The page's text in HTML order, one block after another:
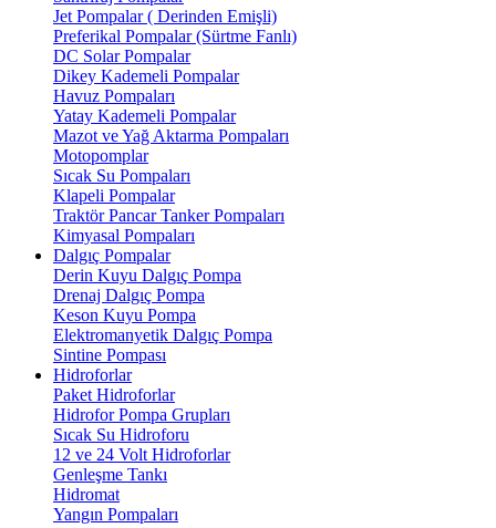
Jet Pompalar ( Derinden Emişli)
Preferikal Pompalar (Sürtme Fanlı)
DC Solar Pompalar
Dikey Kademeli Pompalar
Havuz Pompaları
Yatay Kademeli Pompalar
Mazot ve Yağ Aktarma Pompaları
Motopomplar
Sıcak Su Pompaları
Klapeli Pompalar
Traktör Pancar Tanker Pompaları
Kimyasal Pompaları
Dalgıç Pompalar
Derin Kuyu Dalgıç Pompa
Drenaj Dalgıç Pompa
Keson Kuyu Pompa
Elektromanyetik Dalgıç Pompa
Sintine Pompası
Hidroforlar
Paket Hidroforlar
Hidrofor Pompa Grupları
Sıcak Su Hidroforu
12 ve 24 Volt Hidroforlar
Genleşme Tankı
Hidromat
Yangın Pompaları